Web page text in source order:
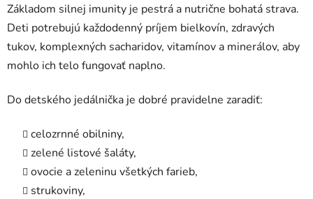
Základom silnej imunity je pestrá a nutrične bohatá strava.
Deti potrebujú každodenný príjem bielkovín, zdravých
tukov, komplexných sacharidov, vitamínov a minerálov, aby
mohlo ich telo fungovať naplno.
Do detského jedálnička je dobré pravidelne zaradiť:
celozrnné obilniny,
zelené listové šaláty,
ovocie a zeleninu všetkých farieb,
strukoviny,